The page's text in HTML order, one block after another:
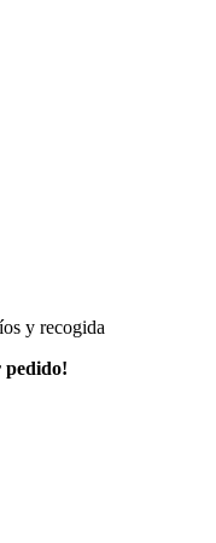
y recogida
pedido!